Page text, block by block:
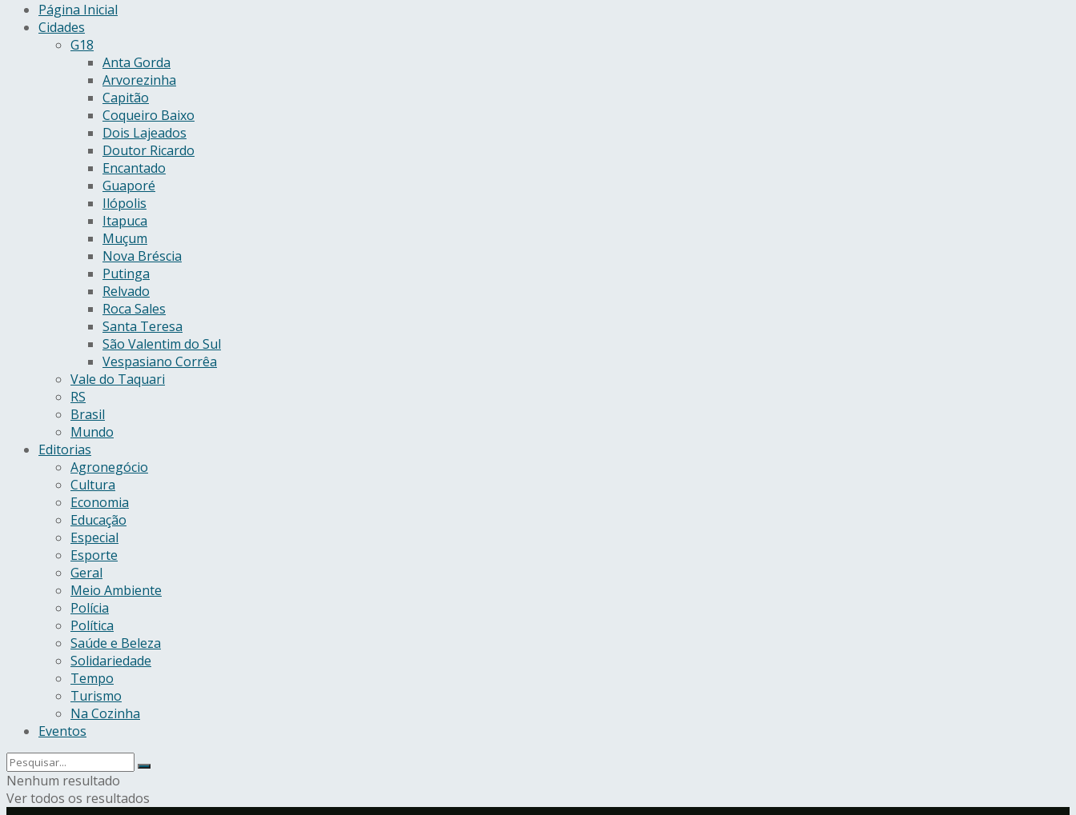
Página Inicial
Cidades
G18
Anta Gorda
Arvorezinha
Capitão
Coqueiro Baixo
Dois Lajeados
Doutor Ricardo
Encantado
Guaporé
Ilópolis
Itapuca
Muçum
Nova Bréscia
Putinga
Relvado
Roca Sales
Santa Teresa
São Valentim do Sul
Vespasiano Corrêa
Vale do Taquari
RS
Brasil
Mundo
Editorias
Agronegócio
Cultura
Economia
Educação
Especial
Esporte
Geral
Meio Ambiente
Polícia
Política
Saúde e Beleza
Solidariedade
Tempo
Turismo
Na Cozinha
Eventos
Nenhum resultado
Ver todos os resultados